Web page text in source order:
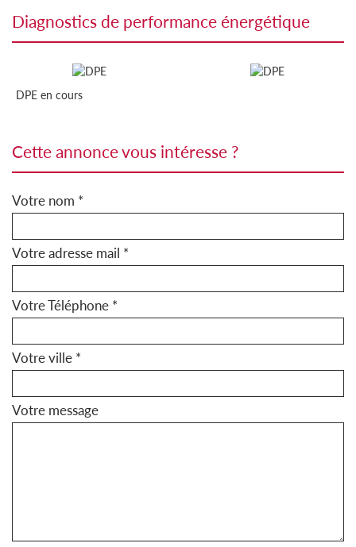
diagnostics de performance énergétique
DPE en cours
cette annonce vous intéresse ?
Votre nom *
Votre adresse mail *
Votre Téléphone *
Votre ville *
Votre message